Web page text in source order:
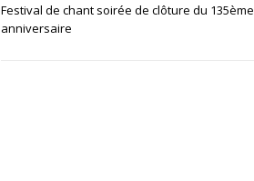
Festival de chant soirée de clôture du 135ème
anniversaire